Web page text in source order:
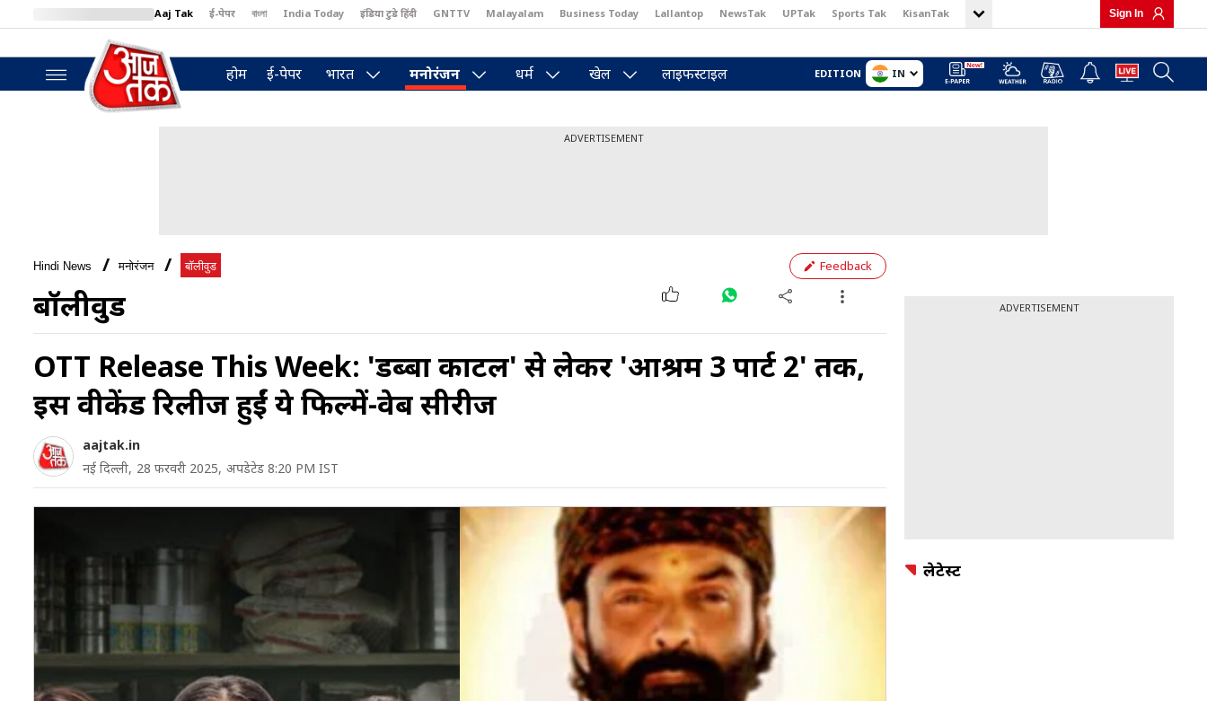
Aaj Tak ई-पेपर বাংলা India Today इंडिया टुडे हिंदी GNTTV Malayalam Business Today Lallantop NewsTak UPTak Sports Tak KisanTak
BT Bazaar
Sign In
होम ई-पेपर भारत मनोरंजन धर्म खेल लाइफस्टाइल EDITION IN
ADVERTISEMENT
Hindi News मनोरंजन बॉलीवुड Feedback
बॉलीवुड
OTT Release This Week: 'डब्बा कार्टेल' से लेकर 'आश्रम 3 पार्ट 2' तक,
इस वीकेंड रिलीज हुईं ये फिल्में-वेब सीरीज
aajtak.in
नई दिल्ली, 28 फरवरी 2025, अपडेटेड 8:20 PM IST
ADVERTISEMENT
लेटेस्ट